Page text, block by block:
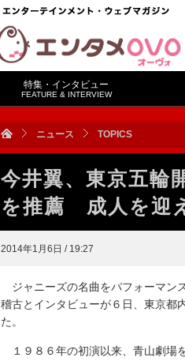
特集・インタビュー
FEATURE & INTERVIEW
ニュース TOPICS
今井翼、東京五輪
を推薦 成人を迎
2014年1月6日 / 19:27
ジャニーズの名曲をパフォーマ
稽古とインタビューが６日、東京都
た。
１９８６年の初演以来、青山劇場